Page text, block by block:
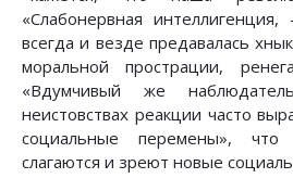
«Слабонервная
всегда и везде предавалась
моральной прострации,
«Вдумчивый же
неистовствах реакции часто
социальные перемены»,
слагаются и зреют новые